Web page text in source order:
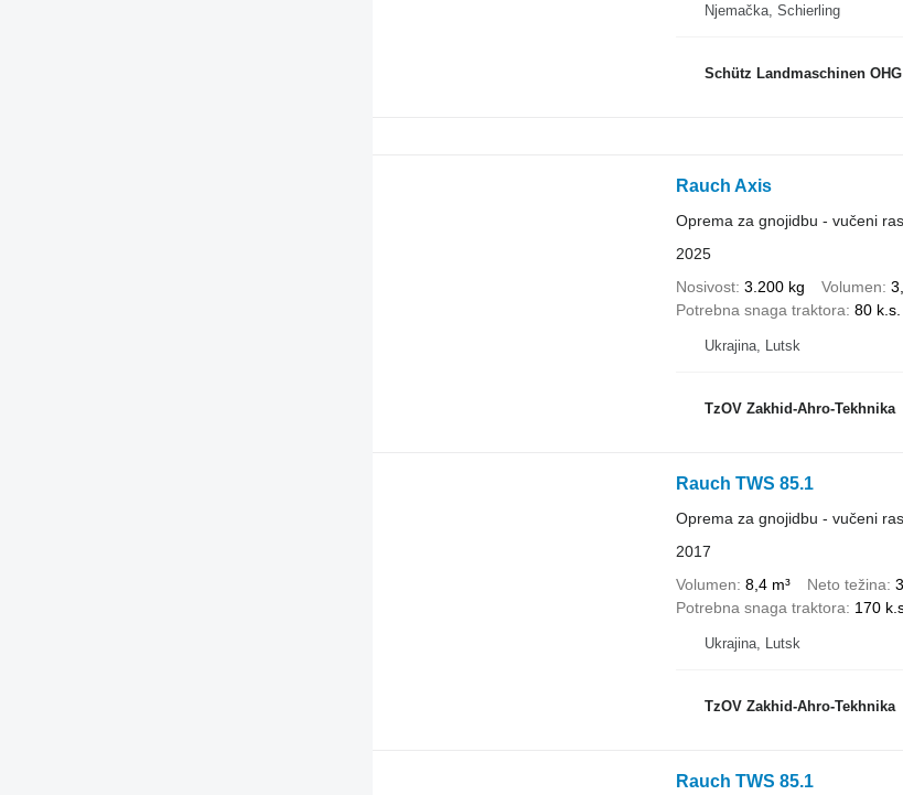
Njemačka, Schierling
Schütz Landmaschinen OHG
Rauch Axis
Oprema za gnojidbu - vučeni
2025
Nosivost 3.200 kg Volumen
Potrebna snaga traktora 80 k.s.
Ukrajina, Lutsk
TzOV Zakhid-Ahro-Tekhnika
Rauch TWS 85.1
Oprema za gnojidbu - vučeni
2017
Volumen 8,4 m³ Neto težina
Potrebna snaga traktora
170
Ukrajina, Lutsk
TzOV Zakhid-Ahro-Tekhnika
Rauch TWS 85.1